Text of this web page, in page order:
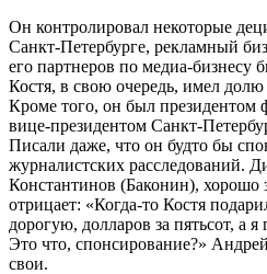
Он контролировал некоторые
Санкт-Петербурге, рекламный
его партнеров по медиа-бизнесу
Костя, в свою очередь, имел
Кроме того, он был президентом
вице-президентом Санкт-
Писали даже, что он будто бы
журналистских расследований.
Константинов (Баконин), хорошо
отрицает: «Когда-то Костя
дорогую, долларов за пятьсот, а
Это что, спонсирование?»
свои.